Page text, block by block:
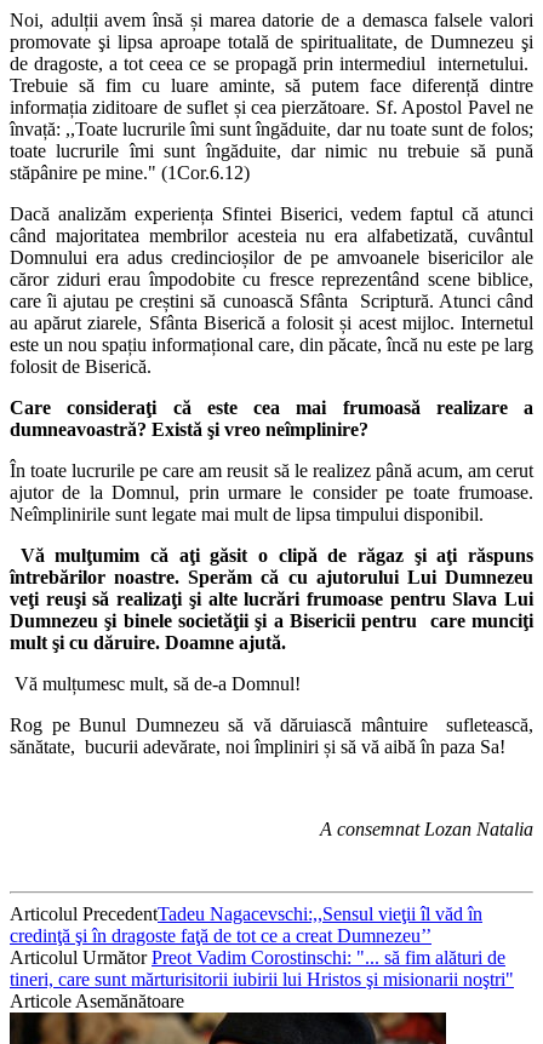
Noi, adulții avem însă și marea datorie de a demasca falsele valori
promovate şi lipsa aproape totală de spiritualitate, de Dumnezeu şi
de dragoste, a tot ceea ce se propagă prin intermediul internetului.
Trebuie să fim cu luare aminte, să putem face diferență dintre
informația ziditoare de suflet și cea pierzătoare. Sf. Apostol Pavel ne
învață: ,,Toate lucrurile îmi sunt îngăduite, dar nu toate sunt de folos;
toate lucrurile îmi sunt îngăduite, dar nimic nu trebuie să pună
stăpânire pe mine." (1Cor.6.12)
Dacă analizăm experiența Sfintei Biserici, vedem faptul că atunci
când majoritatea membrilor acesteia nu era alfabetizată, cuvântul
Domnului era adus credincioșilor de pe amvoanele bisericilor ale
căror ziduri erau împodobite cu fresce reprezentând scene biblice,
care îi ajutau pe creștini să cunoască Sfânta Scriptură. Atunci când
au apărut ziarele, Sfânta Biserică a folosit și acest mijloc. Internetul
este un nou spațiu informațional care, din păcate, încă nu este pe larg
folosit de Biserică.
Care consideraţi că este cea mai frumoasă realizare a
dumneavoastră? Există şi vreo neîmplinire?
În toate lucrurile pe care am reusit să le realizez până acum, am cerut
ajutor de la Domnul, prin urmare le consider pe toate frumoase.
Neîmplinirile sunt legate mai mult de lipsa timpului disponibil.
Vă mulţumim că aţi găsit o clipă de răgaz şi aţi răspuns
întrebărilor noastre. Sperăm că cu ajutorului Lui Dumnezeu
veţi reuşi să realizaţi şi alte lucrări frumoase pentru Slava Lui
Dumnezeu şi binele societăţii şi a Bisericii pentru care munciţi
mult şi cu dăruire. Doamne ajută.
Vă mulțumesc mult, să de-a Domnul!
Rog pe Bunul Dumnezeu să vă dăruiască mântuire sufletească,
sănătate, bucurii adevărate, noi împliniri și să vă aibă în paza Sa!
A consemnat Lozan Natalia
Articolul PrecedentTadeu Nagacevschi:,,Sensul vieţii îl văd în
credinţă şi în dragoste faţă de tot ce a creat Dumnezeu’’
Articolul UrmătorPreot Vadim Corostinschi: "... să fim alături de
tineri, care sunt mărturisitorii iubirii lui Hristos şi misionarii noştri"
Articole Asemănătoare